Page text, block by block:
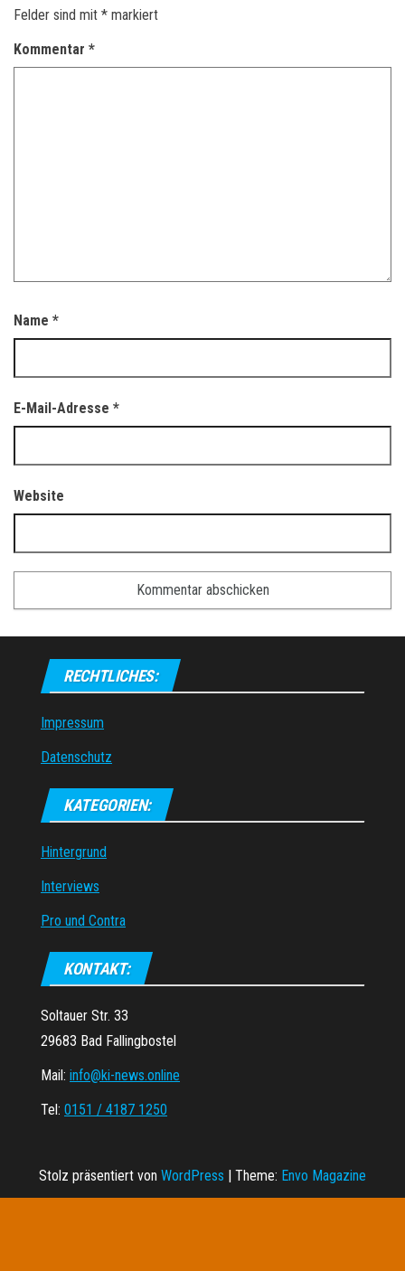
Felder sind mit * markiert
Kommentar *
Name *
E-Mail-Adresse *
Website
RECHTLICHES:
Impressum
Datenschutz
KATEGORIEN:
Hintergrund
Interviews
Pro und Contra
KONTAKT:
Soltauer Str. 33
29683 Bad Fallingbostel
Mail: info@ki-news.online
Tel: 0151 / 4187 1250
Stolz präsentiert von WordPress Theme: Envo Magazine